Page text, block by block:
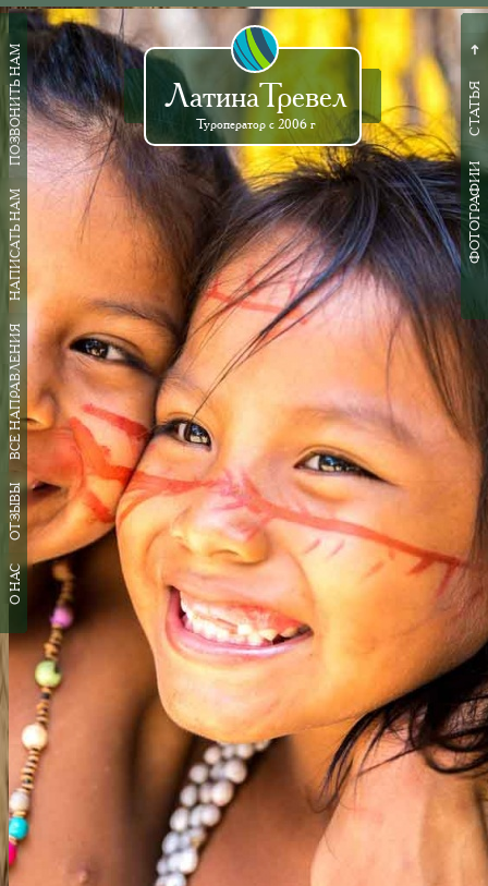
ЛатинаТревел
Туроператор с 2006 г
ПОЗВОНИТЬ НАМ
НАПИСАТЬ НАМ
ВСЕ НАПРАВЛЕНИЯ
ОТЗЫВЫ
О НАС
➜
СТАТЬЯ
ФОТОГРАФИИ